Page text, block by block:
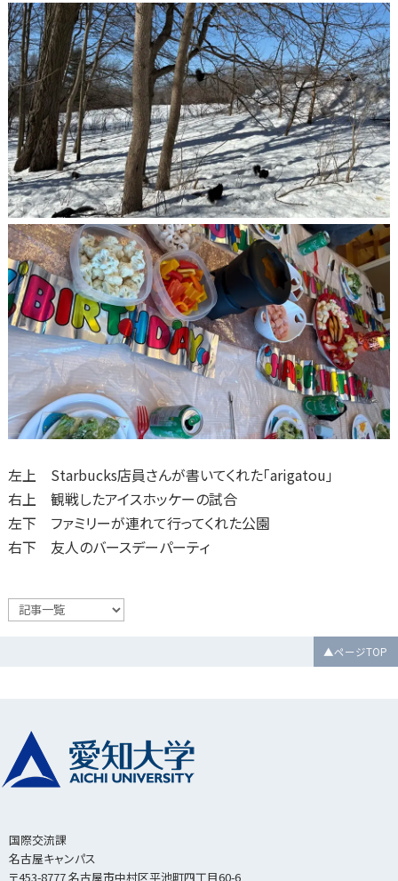
左上 Starbucks店員さんが書いてくれた｢arigatou｣
右上 観戦したアイスホッケーの試合
左下 ファミリーが連れて行ってくれた公園
右下 友人のバースデーパーティ
▲ページTOP
国際交流課
名古屋キャンパス
〒453-8777 名古屋市中村区平池町四丁目60-6